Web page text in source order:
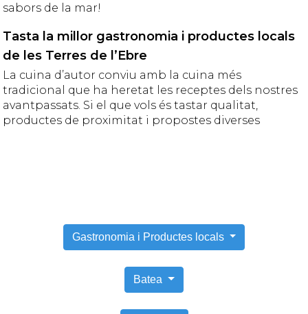
sabors de la mar!
Tasta la millor gastronomia i productes locals
de les Terres de l’Ebre
La cuina d’autor conviu amb la cuina més
tradicional que ha heretat les receptes dels nostres
avantpassats. Si el que vols és tastar qualitat,
productes de proximitat i propostes diverses
Gastronomia i Productes locals
Batea